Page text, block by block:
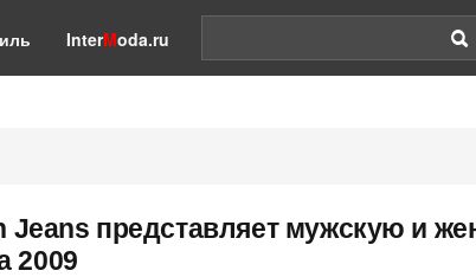
InterModa.ru
Jeans представляет мужскую и
2009